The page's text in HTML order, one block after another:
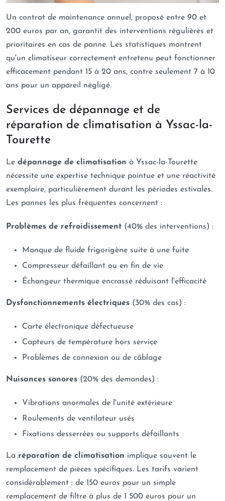
Un contrat de maintenance annuel, proposé entre 90 et
200 euros par an, garantit des interventions régulières et
prioritaires en cas de panne. Les statistiques montrent
qu'un climatiseur correctement entretenu peut fonctionner
efficacement pendant 15 à 20 ans, contre seulement 7 à 10
ans pour un appareil négligé.
Services de dépannage et de
réparation de climatisation à Yssac-la-
Tourette
Le dépannage de climatisation à Yssac-la-Tourette
nécessite une expertise technique pointue et une réactivité
exemplaire, particulièrement durant les périodes estivales.
Les pannes les plus fréquentes concernent :
Problèmes de refroidissement (40% des interventions) :
Manque de fluide frigorigène suite à une fuite
Compresseur défaillant ou en fin de vie
Échangeur thermique encrassé réduisant l'efficacité
Dysfonctionnements électriques (30% des cas) :
Carte électronique défectueuse
Capteurs de température hors service
Problèmes de connexion ou de câblage
Nuisances sonores (20% des demandes) :
Vibrations anormales de l'unité extérieure
Roulements de ventilateur usés
Fixations desserrées ou supports défaillants
La réparation de climatisation implique souvent le
remplacement de pièces spécifiques. Les tarifs varient
considérablement : de 150 euros pour un simple
remplacement de filtre à plus de 1 500 euros pour un